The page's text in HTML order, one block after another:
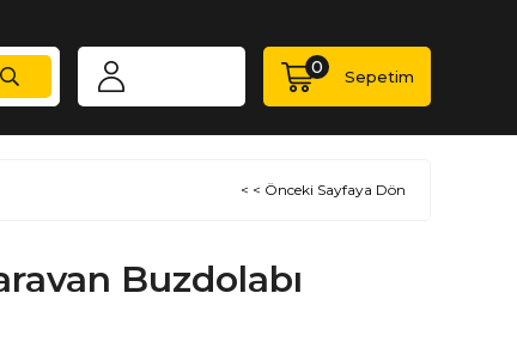
Sepetim
0
< < Önceki Sayfaya Dön
Buzdolabı